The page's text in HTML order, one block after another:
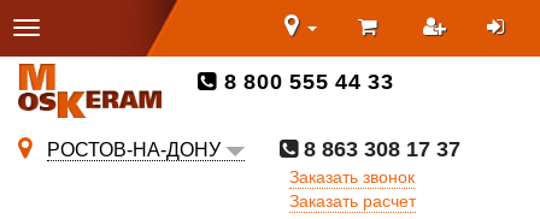
8 800 555 44 33
РОСТОВ-НА-ДОНУ
8 863 308 17 37
Заказать звонок
Заказать расчет